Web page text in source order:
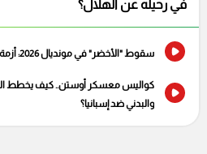
في رحيله عن الهلال؟
سقوط "الأخضر" في مونديال 2026: أزمة هوية أم انهيار منظومة؟
كواليس معسكر أوستن.. كيف يخطط
والبدني ضد إسبانيا؟